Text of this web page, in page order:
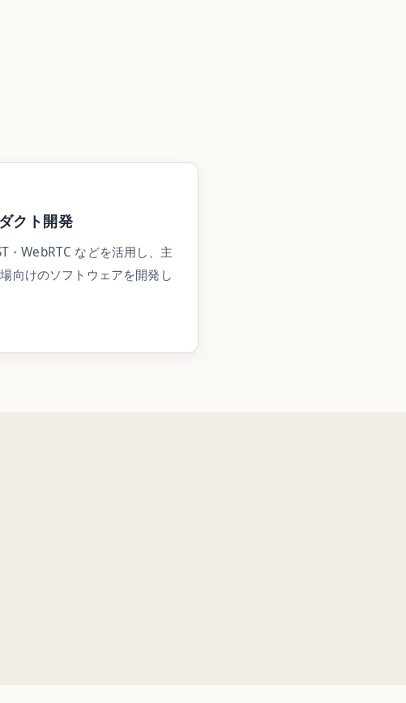
クト開発
・WebRTC などを活用し、主
向けのソフトウェアを開発し